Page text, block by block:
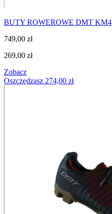
BUTY ROWEROWE DMT KM4
749,00 zł
269,00 zł
Zobacz
Oszczędzasz 274,00 zł